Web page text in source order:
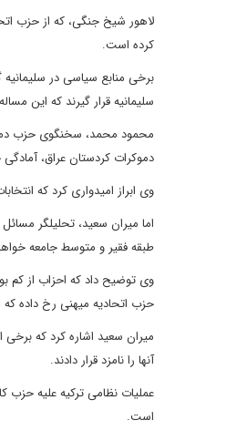
لاهور شیخ جنگی، که از حزب
کرده است.
برخی منابع سیاسی در
سلیمانیه قرار گیرند که این
محمود محمد، سخنگوی حزب
دموکرات کردستان عراق،
وی ابراز امیدواری کرد که
اما میران سعید، تحلیلگر
طبقه فقیر و متوسط جامعه
وی توضیح داد که احزاب از کم
حزب اتحادیه میهنی رخ داده
میران سعید اشاره کرد که برخی
آنها را نامزد قرار دادند.
عملیات نظامی ترکیه علیه حزب
است.